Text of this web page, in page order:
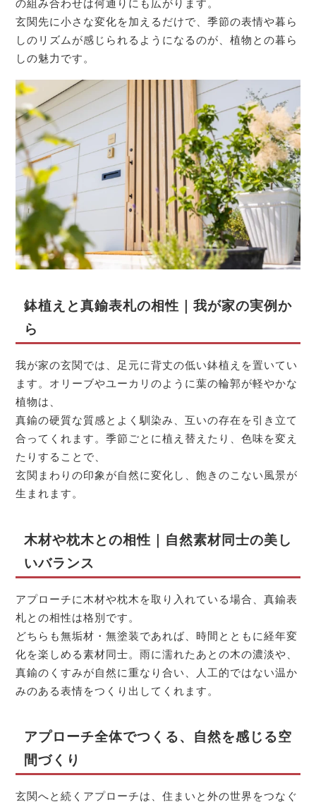
の組み合わせは何通りにも広がります。
玄関先に小さな変化を加えるだけで、季節の表情や暮ら
しのリズムが感じられるようになるのが、植物との暮ら
しの魅力です。
鉢植えと真鍮表札の相性｜我が家の実例か
ら
我が家の玄関では、足元に背丈の低い鉢植えを置いてい
ます。オリーブやユーカリのように葉の輪郭が軽やかな
植物は、
真鍮の硬質な質感とよく馴染み、互いの存在を引き立て
合ってくれます。季節ごとに植え替えたり、色味を変え
たりすることで、
玄関まわりの印象が自然に変化し、飽きのこない風景が
生まれます。
木材や枕木との相性｜自然素材同士の美し
いバランス
アプローチに木材や枕木を取り入れている場合、真鍮表
札との相性は格別です。
どちらも無垢材・無塗装であれば、時間とともに経年変
化を楽しめる素材同士。雨に濡れたあとの木の濃淡や、
真鍮のくすみが自然に重なり合い、人工的ではない温か
みのある表情をつくり出してくれます。
アプローチ全体でつくる、自然を感じる空
間づくり
玄関へと続くアプローチは、住まいと外の世界をつなぐ